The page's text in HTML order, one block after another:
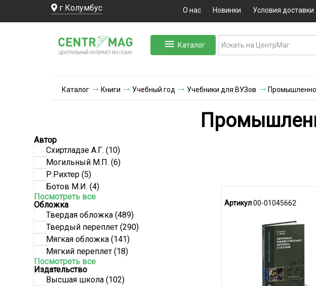
г Колумбус О нас Новинки Условия доставки
ЦЕНТРАЛЬНЫЙ ИНТЕРНЕТ-МА ГАЗИН
Каталог
Каталог Книги Учебный год Учебники для ВУЗов
Автор
Схиртладзе А.Г. (10)
Могильный М.П. (6)
Р.Рихтер (5)
Ботов М.И. (4)
Посмотреть все
Обложка
Твердая обложка (489)
Твердый переплет (290)
Мягкая обложка (141)
Мягкий переплет (18)
Посмотреть все
Издательство
Высшая школа (102)
Артикул00-01045662